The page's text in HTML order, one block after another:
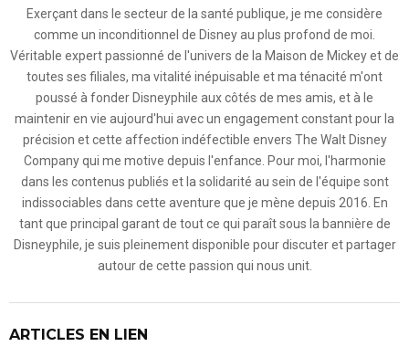
Exerçant dans le secteur de la santé publique, je me considère
comme un inconditionnel de Disney au plus profond de moi.
Véritable expert passionné de l'univers de la Maison de Mickey et de
toutes ses filiales, ma vitalité inépuisable et ma ténacité m'ont
poussé à fonder Disneyphile aux côtés de mes amis, et à le
maintenir en vie aujourd'hui avec un engagement constant pour la
précision et cette affection indéfectible envers The Walt Disney
Company qui me motive depuis l'enfance. Pour moi, l'harmonie
dans les contenus publiés et la solidarité au sein de l'équipe sont
indissociables dans cette aventure que je mène depuis 2016. En
tant que principal garant de tout ce qui paraît sous la bannière de
Disneyphile, je suis pleinement disponible pour discuter et partager
autour de cette passion qui nous unit.
ARTICLES EN LIEN